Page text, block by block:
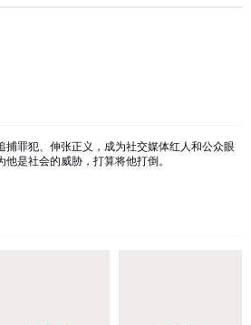
捕罪犯、伸张正义，成为社交媒体红人和公众眼
是社会的威胁，打算将他打倒。